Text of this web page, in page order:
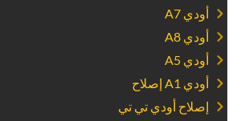
‏أودي A7‏
‏أودي A8‏
‏أودي A5‏
‏أودي A1 إصلاح‏
‏إصلاح أودي تي تي‏